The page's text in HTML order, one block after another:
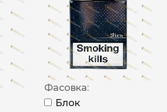
Фасовка:
Блок